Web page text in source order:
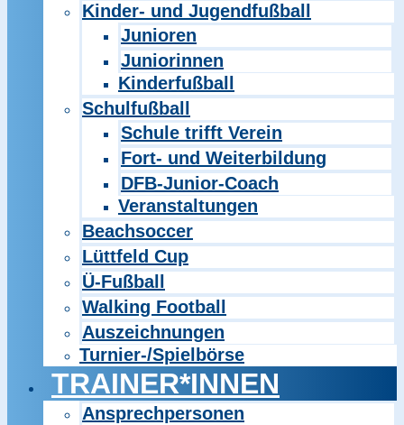
Kinder- und Jugendfußball
Junioren
Juniorinnen
Kinderfußball
Schulfußball
Schule trifft Verein
Fort- und Weiterbildung
DFB-Junior-Coach
Veranstaltungen
Beachsoccer
Lüttfeld Cup
Ü-Fußball
Walking Football
Auszeichnungen
Turnier-/Spielbörse
TRAINER*INNEN
Ansprechpersonen